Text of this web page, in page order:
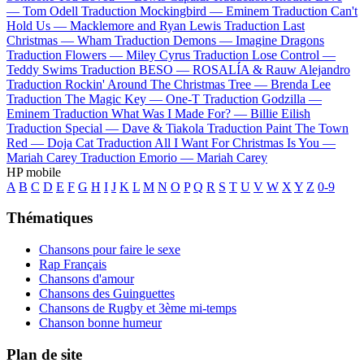
— Tom Odell Traduction Mockingbird — Eminem Traduction Can't
Hold Us — Macklemore and Ryan Lewis Traduction Last
Christmas — Wham Traduction Demons — Imagine Dragons
Traduction Flowers — Miley Cyrus Traduction Lose Control —
Teddy Swims Traduction BESO — ROSALÍA & Rauw Alejandro
Traduction Rockin' Around The Christmas Tree — Brenda Lee
Traduction The Magic Key — One-T Traduction Godzilla —
Eminem Traduction What Was I Made For? — Billie Eilish
Traduction Special — Dave & Tiakola Traduction Paint The Town
Red — Doja Cat Traduction All I Want For Christmas Is You —
Mariah Carey Traduction Emorio — Mariah Carey
HP mobile
A B C D E F G H I J K L M N O P Q R S T U V W X Y Z 0-9
Thématiques
Chansons pour faire le sexe
Rap Français
Chansons d'amour
Chansons des Guinguettes
Chansons de Rugby et 3ème mi-temps
Chanson bonne humeur
Plan de site